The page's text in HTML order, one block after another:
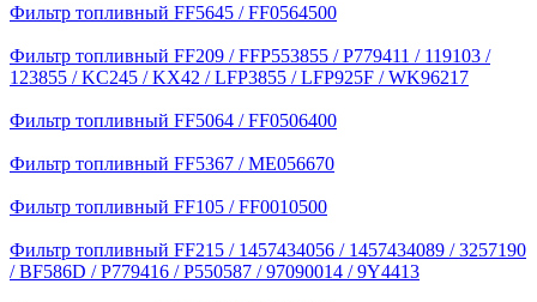
Фильтр топливный FF5645 / FF0564500
Фильтр топливный FF209 / FFP553855 / P779411 / 119103 /
123855 / KC245 / KX42 / LFP3855 / LFP925F / WK96217
Фильтр топливный FF5064 / FF0506400
Фильтр топливный FF5367 / ME056670
Фильтр топливный FF105 / FF0010500
Фильтр топливный FF215 / 1457434056 / 1457434089 / 3257190
/ BF586D / P779416 / P550587 / 97090014 / 9Y4413